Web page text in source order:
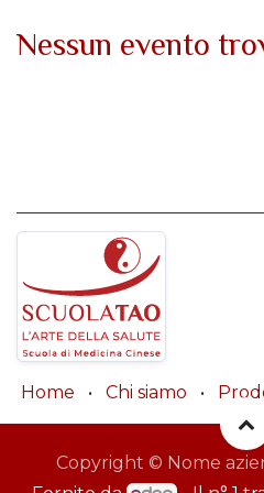
Nessun evento
Home • Chi siamo •
Copyright © Nome